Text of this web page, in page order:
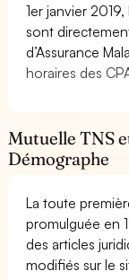
1er janvier
sont
d’Assurance
horaires des
Mutuelle TNS
Démographe
La toute
promulguée en
des articles
modifiés sur le